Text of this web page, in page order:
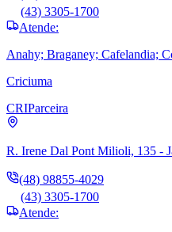
(43) 3305-1700
Atende:
Anahy; Braganey; Cafelandia;
Criciuma
CRIParceira
R. Irene Dal Pont Milioli, 135 -
(48) 98855-4029
(43) 3305-1700
Atende: